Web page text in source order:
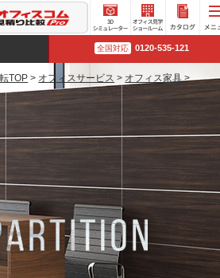
3D
シミュ
ー
ルーム
全国対応 0120-535-121
TOP > オフィスサービス > オフィス家具>